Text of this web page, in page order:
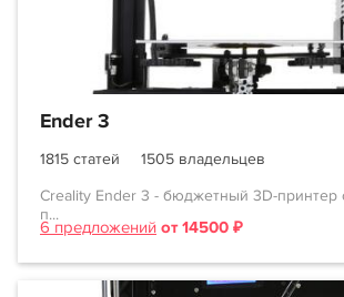
Ender 3
1815 статей
1505 владельцев
Creality Ender 3 - бюджетный 3D-принтер
п...
6 предложений от 14500 ₽